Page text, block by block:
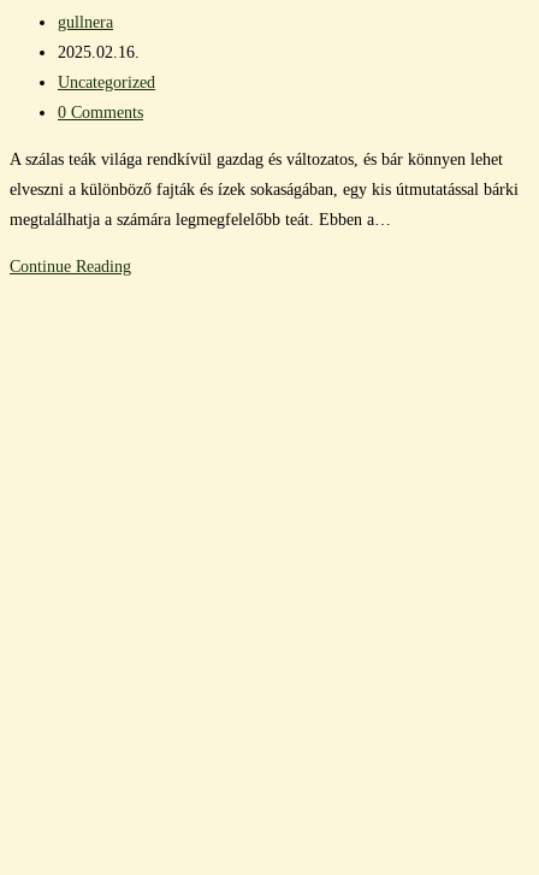
Post
author:
gullnera
Post
published:
2025.02.16.
Post
category:
Uncategorized
Post
0 Comments
A szálas teák világa rendkívül gazdag és változatos, és bár könnyen lehet
elveszni a különböző fajták és ízek sokaságában, egy kis útmutatással bárki
megtalálhatja a számára legmegfelelőbb teát. Ebben a…
Continue ReadingHogyan